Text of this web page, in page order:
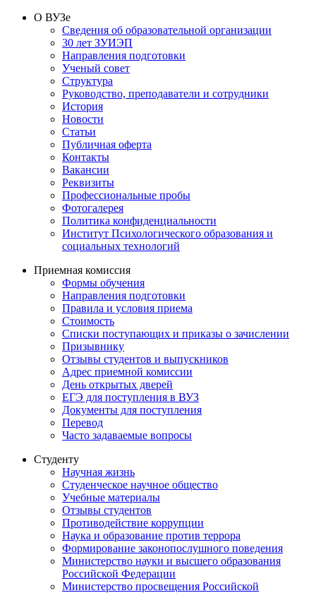
О ВУЗе
Сведения об образовательной организации
30 лет ЗУИЭП
Направления подготовки
Ученый совет
Структура
Руководство, преподаватели и сотрудники
История
Новости
Статьи
Публичная оферта
Контакты
Вакансии
Реквизиты
Профессиональные пробы
Фотогалерея
Политика конфиденциальности
Институт Психологического образования и
социальных технологий
Приемная комиссия
Формы обучения
Направления подготовки
Правила и условия приема
Стоимость
Списки поступающих и приказы о зачислении
Призывнику
Отзывы студентов и выпускников
Адрес приемной комиссии
День открытых дверей
ЕГЭ для поступления в ВУЗ
Документы для поступления
Перевод
Часто задаваемые вопросы
Студенту
Научная жизнь
Студенческое научное общество
Учебные материалы
Отзывы студентов
Противодействие коррупции
Наука и образование против террора
Формирование законопослушного поведения
Министерство науки и высшего образования
Российской Федерации
Министерство просвещения Российской